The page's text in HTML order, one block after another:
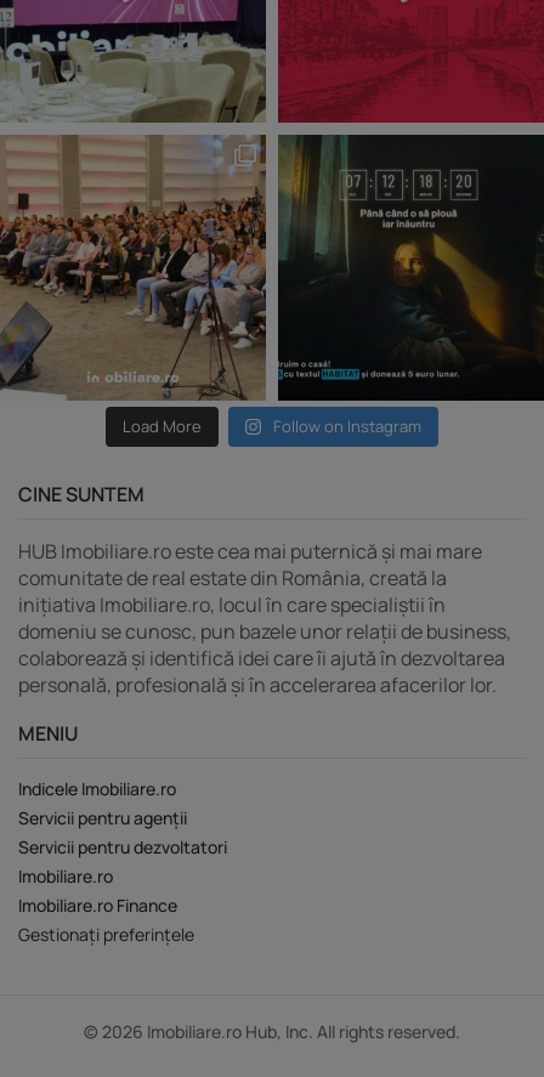
Load More Follow on Instagram
CINE SUNTEM
HUB Imobiliare.ro este cea mai puternică și mai mare
comunitate de real estate din România, creată la
inițiativa Imobiliare.ro, locul în care specialiștii în
domeniu se cunosc, pun bazele unor relații de business,
colaborează și identifică idei care îi ajută în dezvoltarea
personală, profesională și în accelerarea afacerilor lor.
MENIU
Indicele Imobiliare.ro
Servicii pentru agenții
Servicii pentru dezvoltatori
Imobiliare.ro
Imobiliare.ro Finance
Gestionați preferințele
© 2026 Imobiliare.ro Hub, Inc. All rights reserved.